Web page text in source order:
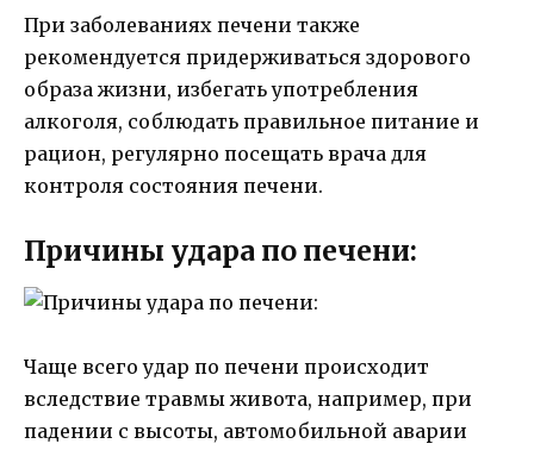
При заболеваниях печени также
рекомендуется придерживаться здорового
образа жизни, избегать употребления
алкоголя, соблюдать правильное питание и
рацион, регулярно посещать врача для
контроля состояния печени.
Причины удара по печени:
Чаще всего удар по печени происходит
вследствие травмы живота, например, при
падении с высоты, автомобильной аварии